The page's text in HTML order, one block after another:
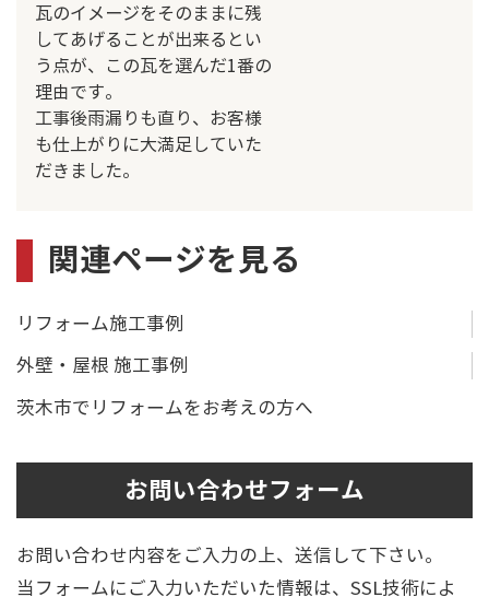
瓦のイメージをそのままに残
してあげることが出来るとい
う点が、この瓦を選んだ1番の
理由です。
工事後雨漏りも直り、お客様
も仕上がりに大満足していた
だきました。
関連ページを見る
リフォーム施工事例
外壁・屋根 施工事例
茨木市でリフォームをお考えの方へ
お問い合わせフォーム
お問い合わせ内容をご入力の上、送信して下さい。
当フォームにご入力いただいた情報は、SSL技術によ